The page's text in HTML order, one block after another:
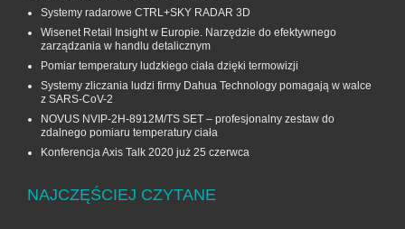
Systemy radarowe CTRL+SKY RADAR 3D
Wisenet Retail Insight w Europie. Narzędzie do efektywnego
zarządzania w handlu detalicznym
Pomiar temperatury ludzkiego ciała dzięki termowizji
Systemy zliczania ludzi firmy Dahua Technology pomagają w walce
z SARS-CoV-2
NOVUS NVIP-2H-8912M/TS SET – profesjonalny zestaw do
zdalnego pomiaru temperatury ciała
Konferencja Axis Talk 2020 już 25 czerwca
NAJCZĘŚCIEJ CZYTANE